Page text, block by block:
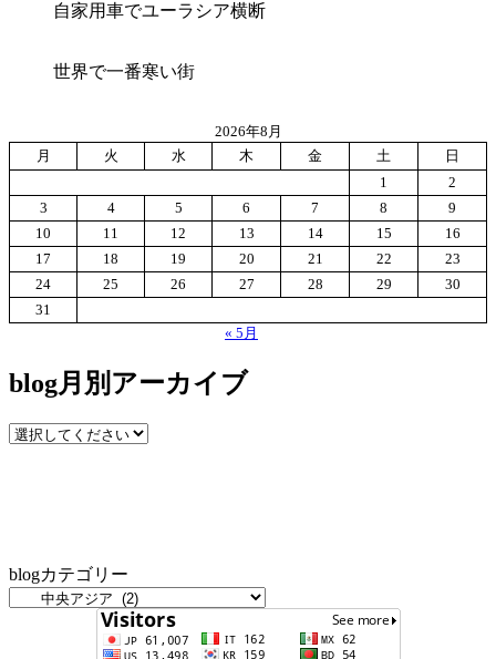
自家用車でユーラシア横断
世界で一番寒い街
2026年8月
月
火 水 木 金 土
日
1
2
3
4 5 6 7 8
9
10
11 12 13 14 15
16
17
18 19 20 21 22
23
24
25 26 27 28 29
30
31
« 5月
blog月別アーカイブ
blogカテゴリー